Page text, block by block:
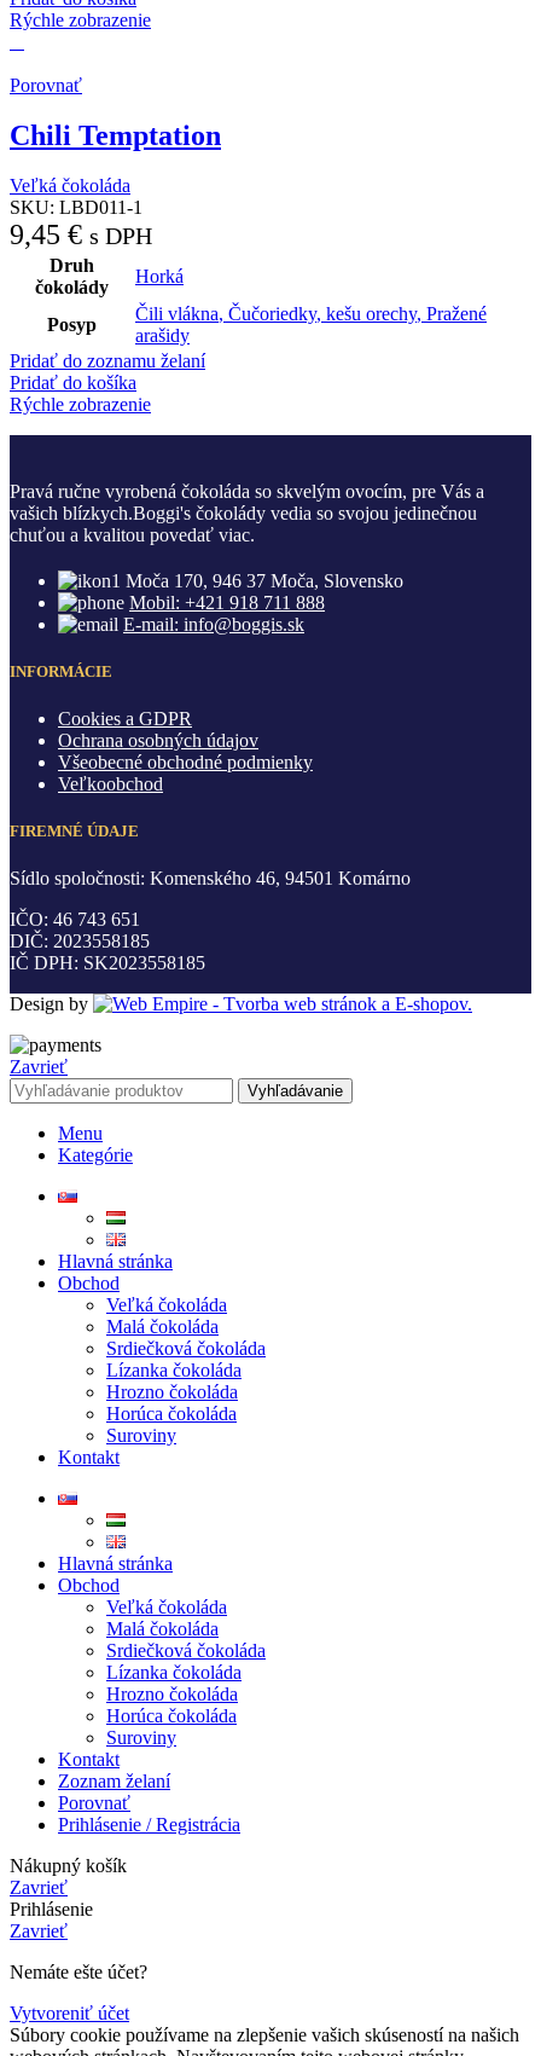
Rýchle zobrazenie
Porovnať
Chili Temptation
Veľká čokoláda
SKU: LBD011-1
9,45 € s DPH
Druh
čokolády
Horká
Posyp
Čili vlákna, Čučoriedky, kešu orechy, Pražené
arašidy
Pridať do zoznamu želaní
Pridať do košíka
Rýchle zobrazenie
Pravá ručne vyrobená čokoláda so skvelým ovocím, pre Vás a
vašich blízkych.Boggi's čokolády vedia so svojou jedinečnou
chuťou a kvalitou povedať viac.
Moča 170, 946 37 Moča, Slovensko
Mobil: +421 918 711 888
E-mail: info@boggis.sk
INFORMÁCIE
Cookies a GDPR
Ochrana osobných údajov
Všeobecné obchodné podmienky
Veľkoobchod
FIREMNÉ ÚDAJE
Sídlo spoločnosti: Komenského 46, 94501 Komárno
IČO: 46 743 651
DIČ: 2023558185
IČ DPH: SK2023558185
Design by
Zavrieť
Vyhľadávanie
Menu
Kategórie
Hlavná stránka
Obchod
Veľká čokoláda
Malá čokoláda
Srdiečková čokoláda
Lízanka čokoláda
Hrozno čokoláda
Horúca čokoláda
Suroviny
Kontakt
Hlavná stránka
Obchod
Veľká čokoláda
Malá čokoláda
Srdiečková čokoláda
Lízanka čokoláda
Hrozno čokoláda
Horúca čokoláda
Suroviny
Kontakt
Zoznam želaní
Porovnať
Prihlásenie / Registrácia
Nákupný košík
Zavrieť
Prihlásenie
Zavrieť
Nemáte ešte účet?
Vytvoreniť účet
Súbory cookie používame na zlepšenie vašich skúseností na našich